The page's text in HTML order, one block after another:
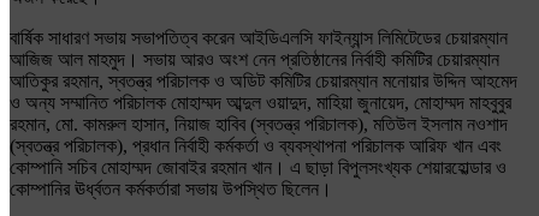
বার্ষিক সাধারণ সভায় সভাপতিত্ব করেন আইডিএলসি ফাইন্যান্স লিমিটেডের চেয়ারম্যান
আজিজ আল মাহমুদ। সভায় আরও অংশ নেন প্রতিষ্ঠানের নির্বাহী কমিটির চেয়ারম্যান
আতিকুর রহমান, স্বতন্ত্র পরিচালক ও অডিট কমিটির চেয়ারম্যান মনোয়ার উদ্দিন আহমেদ
ও অন্য সম্মানিত পরিচালক মোহাম্মদ আব্দুল ওয়াদুদ, মাহিয়া জুনায়েদ, মোহাম্মদ মাহবুবুর
রহমান, মো. কামরুল হাসান, নিয়াজ হাবিব (স্বতন্ত্র পরিচালক), মতিউল ইসলাম নওশাদ
(স্বতন্ত্র পরিচালক), প্রধান নির্বাহী কর্মকর্তা ও ব্যবস্থাপনা পরিচালক আরিফ খান এবং
কোম্পানি সচিব মোহাম্মদ জোবাইর রহমান খান। এ ছাড়া বিপুলসংখ্যক শেয়ারহোল্ডার ও
কোম্পানির ঊর্ধ্বতন কর্মকর্তারা সভায় উপস্থিত ছিলেন।